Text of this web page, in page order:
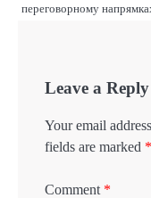
переговорному
Leave a Reply
Your email
fields are marked *
Comment *